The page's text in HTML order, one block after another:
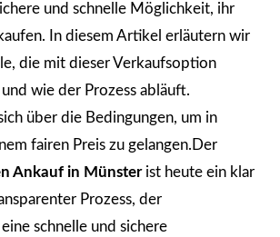
und schnelle Möglichkeit, ihr
In diesem Artikel erläutern wir
die mit dieser Verkaufsoption
wie der Prozess abläuft.
über die Bedingungen, um in
fairen Preis zu gelangen.Der
Ankauf in Münsterist heute ein klar
Prozess, der
schnelle und sichere